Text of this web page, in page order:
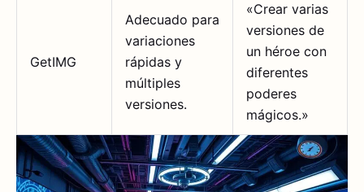
GetIMG
Adecuado para
variaciones
rápidas y
múltiples
versiones.
«Crear varias
versiones de
un héroe con
diferentes
poderes
mágicos.»